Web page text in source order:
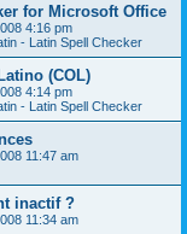
for Microsoft Office
4:16 pm
- Latin Spell Checker
(COL)
4:14 pm
- Latin Spell Checker
11:47 am
inactif ?
11:34 am